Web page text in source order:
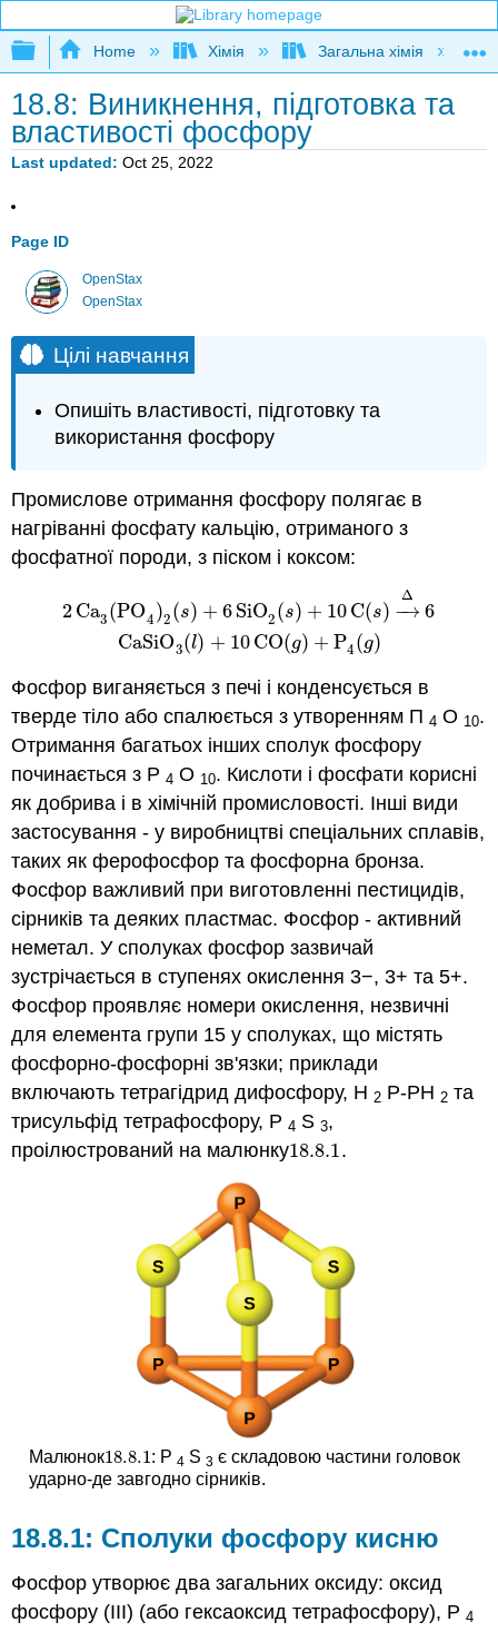
Expand/collapse global hierarchy
Home Хімія Загальна хімія
18.8: Виникнення, підготовка та
властивості фосфору
Last updated Oct 25, 2022
Page ID
OpenStax
OpenStax
Цілі навчання
Опишіть властивості, підготовку та
використання фосфору
Промислове отримання фосфору полягає в
нагріванні фосфату кальцію, отриманого з
фосфатної породи, з піском і коксом:
2 Ca3(PO4 )2 (s) + 6 SiO2(s) + 10C(s) −
→
Δ
6
CaSiO3(l) + 10 CO(g) + P4(g)
(PO )2(s) +6 SiO 2 s )+10 C s →Δ6CaSiO3 (l
Фосфор виганяється з печі і конденсується в
тверде тіло або спалюється з утворенням П 4 О 10.
Отримання багатьох інших сполук фосфору
починається з Р 4 О 10. Кислоти і фосфати корисні
як добрива і в хімічній промисловості. Інші види
застосування - у виробництві спеціальних сплавів,
таких як ферофосфор та фосфорна бронза.
Фосфор важливий при виготовленні пестицидів,
сірників та деяких пластмас. Фосфор - активний
неметал. У сполуках фосфор зазвичай
зустрічається в ступенях окислення 3−, 3+ та 5+.
Фосфор проявляє номери окислення, незвичні
для елемента групи 15 у сполуках, що містять
фосфорно-фосфорні зв'язки; приклади
включають тетрагідрид дифосфору, H 2 P-PH 2 та
трисульфід тетрафосфору, P 4 S3,
проілюстрований на малюнку18.8.1
18.8.1.
Малюнок18.8.1
18.8.1: P 4 S3 є складовою частини головок
ударно-де завгодно сірників.
Сполуки фосфору кисню
Фосфор утворює два загальних оксиду: оксид
фосфору (III) (або гексаоксид тетрафосфору), P 4